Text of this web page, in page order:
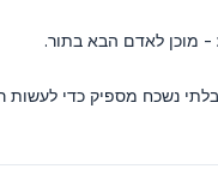
- מוכן לאדם הבא בתור.